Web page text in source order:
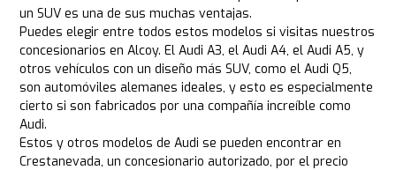
un SUV es una de sus muchas ventajas.
Puedes elegir entre todos estos modelos si visitas nuestros
concesionarios en Alcoy. El Audi A3, el Audi A4, el Audi A5, y
otros vehículos con un diseño más SUV, como el Audi Q5,
son automóviles alemanes ideales, y esto es especialmente
cierto si son fabricados por una compañía increíble como
Audi.
Estos y otros modelos de Audi se pueden encontrar en
Crestanevada, un concesionario autorizado, por el precio